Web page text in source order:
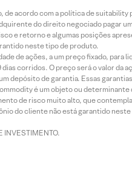
acordo com a política de
do direito negociado pagar
e retorno e algumas posições
neste tipo de produto.
de ações, a um preço fixado, para
corridos. O preço será o valor da
depósito de garantia. Essas
é um objeto ou
de risco muito alto, que
do cliente não está garantido
INVESTIMENTO.